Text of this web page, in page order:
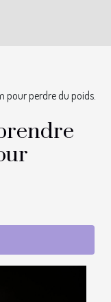
pour perdre du poids.